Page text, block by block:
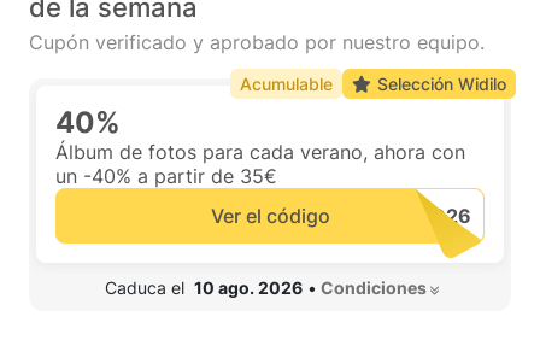
de la semana
Cupón verificado y aprobado por nuestro equipo.
40%
Álbum de fotos para cada verano, ahora con
un -40% a partir de 35€
Ver el código
Caduca el 10 ago. 2026 • Condiciones
Acumulable Selección Widilo